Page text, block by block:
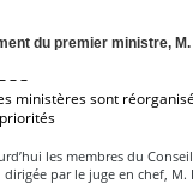
du premier ministre,
– – –
ministères sont
les membres du
par le juge en chef, M.